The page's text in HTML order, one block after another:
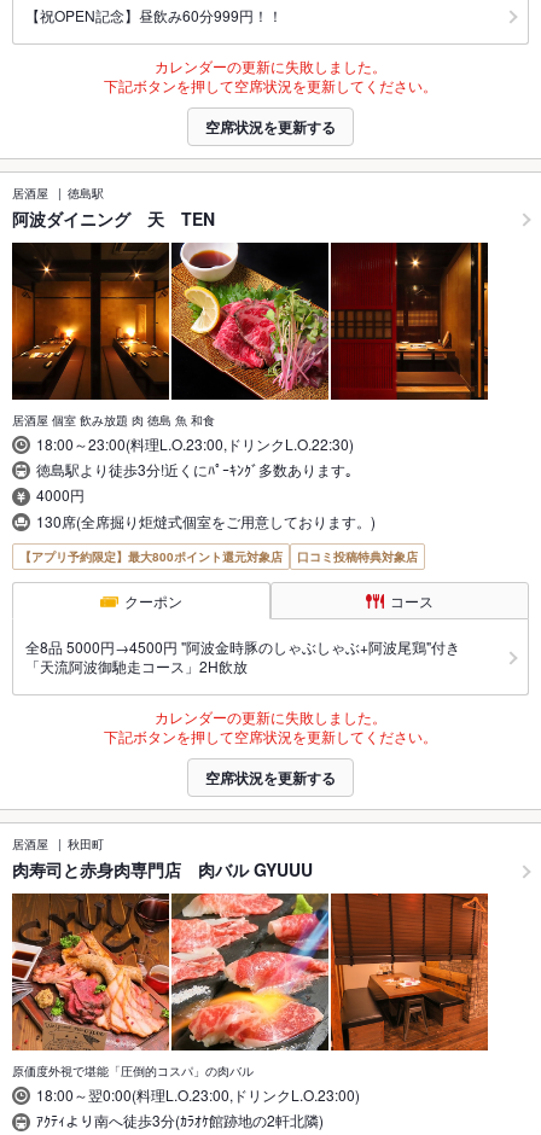
【祝OPEN記念】昼飲み60分999円！！
カレンダーの更新に失敗しました。
下記ボタンを押して空席状況を更新してください。
空席状況を更新する
居酒屋 徳島駅
阿波ダイニング 天 TEN
居酒屋 個室 飲み放題 肉 徳島 魚 和食
18:00～23:00(料理L.O.23:00,ドリンクL.O.22:30)
徳島駅より徒歩3分!近くにﾊﾟｰｷﾝｸﾞ多数あります｡
4000円
130席(全席掘り炬燵式個室をご用意しております。)
【アプリ予約限定】最大800ポイント還元対象店 口コミ投稿特典対象店
クーポン コース
全8品 5000円→4500円 "阿波金時豚のしゃぶしゃぶ+阿波尾鶏"付き
「天流阿波御馳走コース」2H飲放
カレンダーの更新に失敗しました。
下記ボタンを押して空席状況を更新してください。
空席状況を更新する
居酒屋 秋田町
肉寿司と赤身肉専門店 肉バル GYUUU
原価度外視で堪能「圧倒的コスパ」の肉バル
18:00～翌0:00(料理L.O.23:00,ドリンクL.O.23:00)
ｱｸﾃｨより南へ徒歩3分(ｶﾗｵｹ館跡地の2軒北隣)